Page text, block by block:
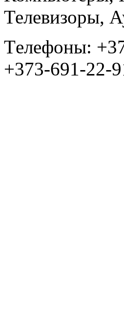
Телевизоры,
Tелефоны:
+373-691-22-